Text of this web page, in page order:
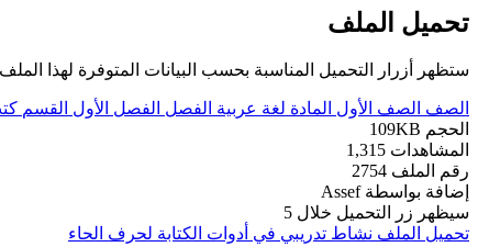
تحميل الملف
ستظهر أزرار التحميل المناسبة بحسب البيانات المتوفرة لهذا
الصف الصف الأول المادة لغة عربية الفصل الفصل الأول القسم
الحجم 109KB
المشاهدات 1,315
رقم الملف 2754
إضافة بواسطة Assef
سيظهر زر التحميل خلال 5
تحميل الملف نشاط تدريبي في أدوات الكتابة لحرف الحاء